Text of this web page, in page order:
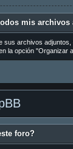
mis archivos
sus archivos
la opción "Organizar
foro?